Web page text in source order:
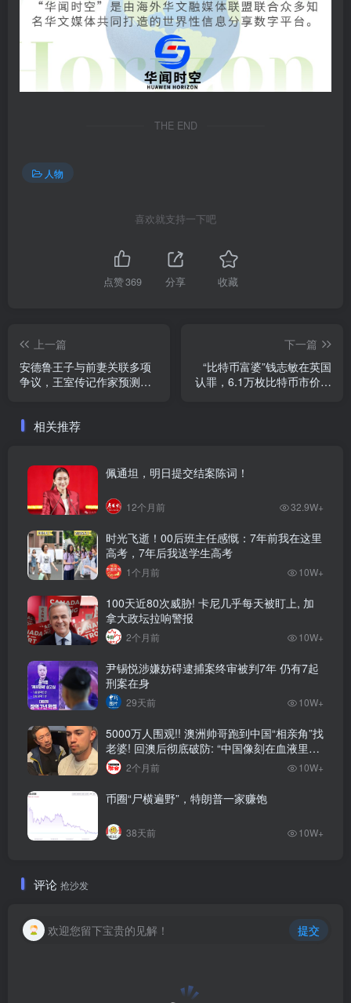
THE END
人物
喜欢就支持一下吧
点赞369 分享 收藏
上一篇
安德鲁王子与前妻关联多项
争议，王室传记作家预测二
下一篇
“比特币富婆”钱志敏在英国
认罪，6.1万枚比特币市价已
相关推荐
佩通坦，明日提交结案陈词！
12个月前 32.9W+
时光飞逝！00后班主任感慨：7年前我在这里
高考，7年后我送学生高考
1个月前 10W+
100天近80次威胁! 卡尼几乎每天被盯上, 加
拿大政坛拉响警报
2个月前 10W+
尹锡悦涉嫌妨碍逮捕案终审被判7年 仍有7起
刑案在身
29天前 10W+
5000万人围观!! 澳洲帅哥跑到中国“相亲角”找
老婆! 回澳后彻底破防: “中国像刻在血液里的
家”! 全网疯狂热议…
2个月前 10W+
币圈“尸横遍野”，特朗普一家赚饱
38天前 10W+
评论 抢沙发
欢迎您留下宝贵的见解！ 提交